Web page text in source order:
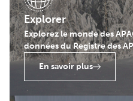
Explorer
Explorez le monde des
données du Registre des
En savoir plus